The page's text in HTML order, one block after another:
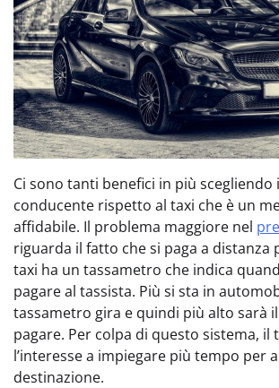
Ci sono tanti benefici in più scegliendo
conducente rispetto al taxi che è un
affidabile. Il problema maggiore nel
riguarda il fatto che si paga a distanza
taxi ha un tassametro che indica
pagare al tassista. Più si sta in
tassametro gira e quindi più alto sarà
pagare. Per colpa di questo sistema, il
l’interesse a impiegare più tempo per
destinazione.